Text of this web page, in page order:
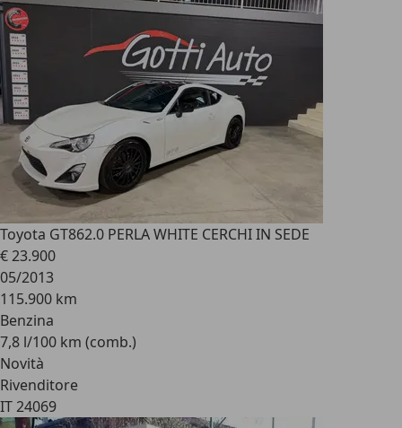
Toyota GT862.0 PERLA WHITE CERCHI IN SEDE
€ 23.900
05/2013
115.900 km
Benzina
7,8 l/100 km (comb.)
Novità
Rivenditore
IT 24069